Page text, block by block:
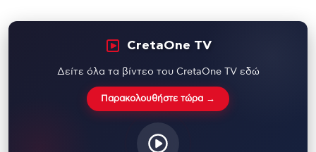
CretaOne TV
Δείτε όλα τα βίντεο του CretaOne TV εδώ
Παρακολουθήστε τώρα →